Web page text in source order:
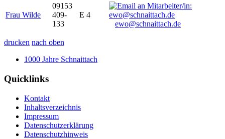
Frau Wilde
09153
409-
133
E 4
ewo@schnaittach.de
drucken nach oben
1000 Jahre Schnaittach
Quicklinks
Kontakt
Inhaltsverzeichnis
Impressum
Datenschutzerklärung
Datenschutzhinweis